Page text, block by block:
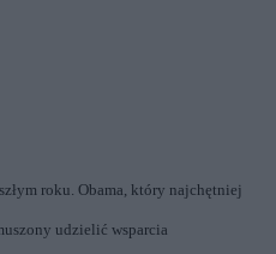
roku. Obama, który najchętniej
udzielić wsparcia